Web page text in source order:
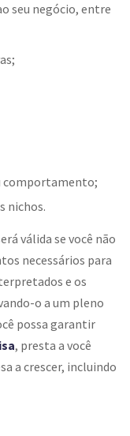
seu negócio, entre
comportamento;
nichos.
válida se você não
necessários para
e os
o a um pleno
possa garantir
, presta a você
a crescer, incluindo